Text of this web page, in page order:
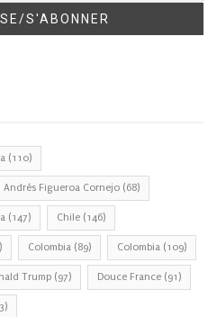
(110)
Andrés Figueroa Cornejo (68)
(147) Chile (146)
Colombia (89) Colombia (109)
Trump (97) Douce France (91)